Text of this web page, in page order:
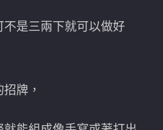
不是三兩下就可以做好
牌，